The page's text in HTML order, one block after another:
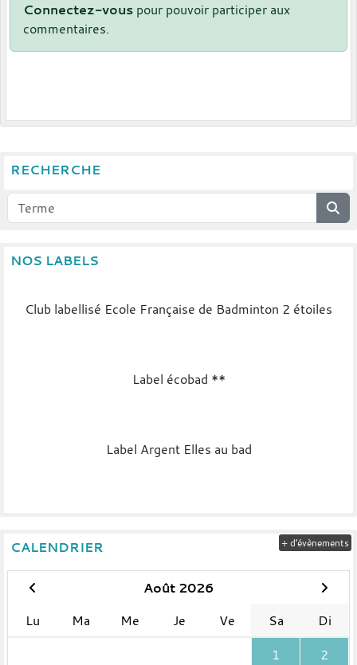
Connectez-vous pour pouvoir participer aux
commentaires.
RECHERCHE
NOS LABELS
Club labellisé Ecole Française de Badminton 2 étoiles
Label écobad **
Label Argent Elles au bad
CALENDRIER
Août 2026
Lu
Ma Me Je Ve Sa
Di
1
2
+ d'évènements